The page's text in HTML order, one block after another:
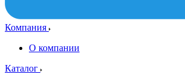
Компания
О компании
Каталог